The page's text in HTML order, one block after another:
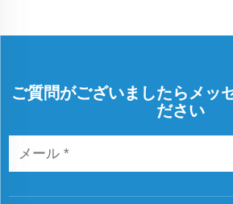
ご質問がございましたらメッ
ださい